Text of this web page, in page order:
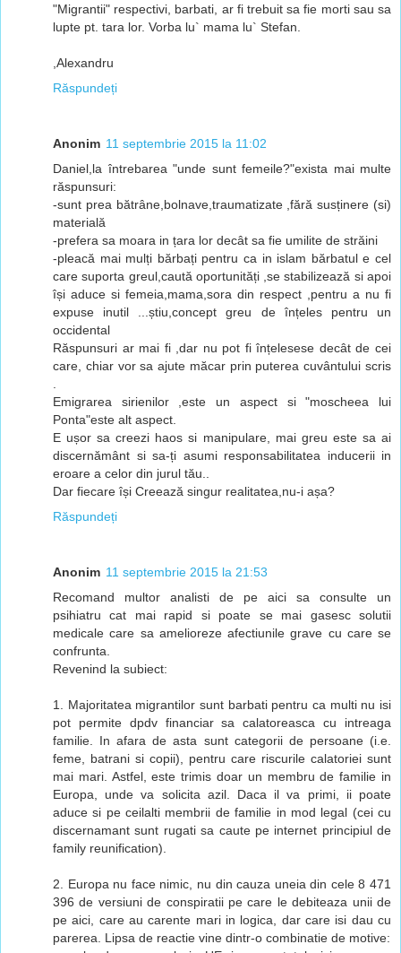
"Migrantii" respectivi, barbati, ar fi trebuit sa fie morti sau sa
lupte pt. tara lor. Vorba lu` mama lu` Stefan.
,Alexandru
Răspundeți
Anonim 11 septembrie 2015 la 11:02
Daniel,la întrebarea "unde sunt femeile?"exista mai multe
răspunsuri:
-sunt prea bătrâne,bolnave,traumatizate ,fără susținere (si)
materială
-prefera sa moara in țara lor decât sa fie umilite de străini
-pleacă mai mulți bărbați pentru ca in islam bărbatul e cel
care suporta greul,caută oportunități ,se stabilizează si apoi
își aduce si femeia,mama,sora din respect ,pentru a nu fi
expuse inutil ...știu,concept greu de înțeles pentru un
occidental
Răspunsuri ar mai fi ,dar nu pot fi înțelesese decât de cei
care, chiar vor sa ajute măcar prin puterea cuvântului scris
.
Emigrarea sirienilor ,este un aspect si "moscheea lui
Ponta"este alt aspect.
E ușor sa creezi haos si manipulare, mai greu este sa ai
discernământ si sa-ți asumi responsabilitatea inducerii in
eroare a celor din jurul tău..
Dar fiecare își Creează singur realitatea,nu-i așa?
Răspundeți
Anonim 11 septembrie 2015 la 21:53
Recomand multor analisti de pe aici sa consulte un
psihiatru cat mai rapid si poate se mai gasesc solutii
medicale care sa amelioreze afectiunile grave cu care se
confrunta.
Revenind la subiect:
1. Majoritatea migrantilor sunt barbati pentru ca multi nu isi
pot permite dpdv financiar sa calatoreasca cu intreaga
familie. In afara de asta sunt categorii de persoane (i.e.
feme, batrani si copii), pentru care riscurile calatoriei sunt
mai mari. Astfel, este trimis doar un membru de familie in
Europa, unde va solicita azil. Daca il va primi, ii poate
aduce si pe ceilalti membrii de familie in mod legal (cei cu
discernamant sunt rugati sa caute pe internet principiul de
family reunification).
2. Europa nu face nimic, nu din cauza uneia din cele 8 471
396 de versiuni de conspiratii pe care le debiteaza unii de
pe aici, care au carente mari in logica, dar care isi dau cu
parerea. Lipsa de reactie vine dintr-o combinatie de motive: